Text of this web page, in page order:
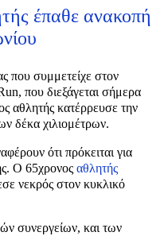
έπαθε ανακοπή
που συμμετείχε στον
που διεξάγεται σήμερα
αθλητής κατέρρευσε την
δέκα χιλιομέτρων.
ότι πρόκειται για
Ο 65χρονος αθλητής
νεκρός στον κυκλικό
συνεργείων, και των